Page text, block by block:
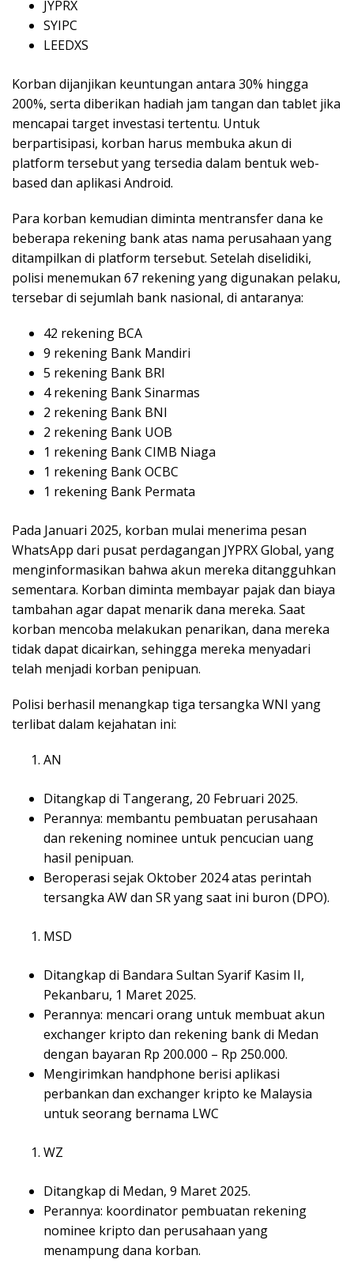
JYPRX
SYIPC
LEEDXS
Korban dijanjikan keuntungan antara 30% hingga
200%, serta diberikan hadiah jam tangan dan tablet jika
mencapai target investasi tertentu. Untuk
berpartisipasi, korban harus membuka akun di
platform tersebut yang tersedia dalam bentuk web-
based dan aplikasi Android.
Para korban kemudian diminta mentransfer dana ke
beberapa rekening bank atas nama perusahaan yang
ditampilkan di platform tersebut. Setelah diselidiki,
polisi menemukan 67 rekening yang digunakan pelaku,
tersebar di sejumlah bank nasional, di antaranya:
42 rekening BCA
9 rekening Bank Mandiri
5 rekening Bank BRI
4 rekening Bank Sinarmas
2 rekening Bank BNI
2 rekening Bank UOB
1 rekening Bank CIMB Niaga
1 rekening Bank OCBC
1 rekening Bank Permata
Pada Januari 2025, korban mulai menerima pesan
WhatsApp dari pusat perdagangan JYPRX Global, yang
menginformasikan bahwa akun mereka ditangguhkan
sementara. Korban diminta membayar pajak dan biaya
tambahan agar dapat menarik dana mereka. Saat
korban mencoba melakukan penarikan, dana mereka
tidak dapat dicairkan, sehingga mereka menyadari
telah menjadi korban penipuan.
Polisi berhasil menangkap tiga tersangka WNI yang
terlibat dalam kejahatan ini:
AN
Ditangkap di Tangerang, 20 Februari 2025.
Perannya: membantu pembuatan perusahaan
dan rekening nominee untuk pencucian uang
hasil penipuan.
Beroperasi sejak Oktober 2024 atas perintah
tersangka AW dan SR yang saat ini buron (DPO).
MSD
Ditangkap di Bandara Sultan Syarif Kasim II,
Pekanbaru, 1 Maret 2025.
Perannya: mencari orang untuk membuat akun
exchanger kripto dan rekening bank di Medan
dengan bayaran Rp 200.000 – Rp 250.000.
Mengirimkan handphone berisi aplikasi
perbankan dan exchanger kripto ke Malaysia
untuk seorang bernama LWC
WZ
Ditangkap di Medan, 9 Maret 2025.
Perannya: koordinator pembuatan rekening
nominee kripto dan perusahaan yang
menampung dana korban.